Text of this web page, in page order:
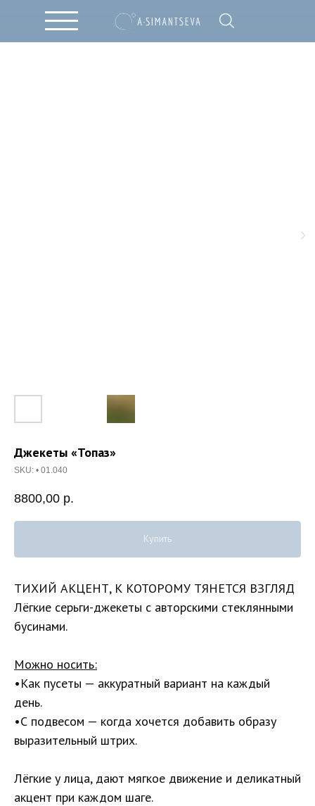
Джекеты «Топаз»
SKU: • 01.040
8800,00 р.
Купить
ТИХИЙ АКЦЕНТ, К КОТОРОМУ ТЯНЕТСЯ ВЗГЛЯД
Лёгкие серьги-джекеты с авторскими стеклянными
бусинами.
Можно носить:
•Как пусеты — аккуратный вариант на каждый
день.
•С подвесом — когда хочется добавить образу
выразительный штрих.
Лёгкие у лица, дают мягкое движение и деликатный
акцент при каждом шаге.